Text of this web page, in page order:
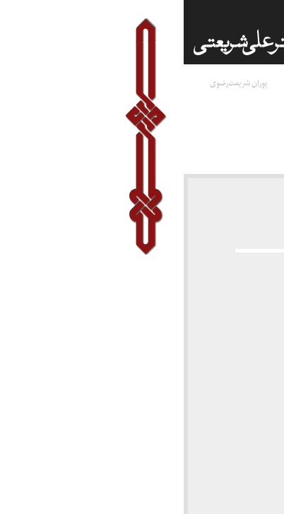
پوران شریعت‌رضوی